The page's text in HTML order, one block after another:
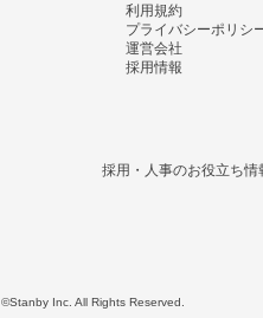
利用規約
プライバシーポリシ
運営会社
採用情報
採用・人事のお役立ち情
©Stanby Inc. All Rights Reserved.